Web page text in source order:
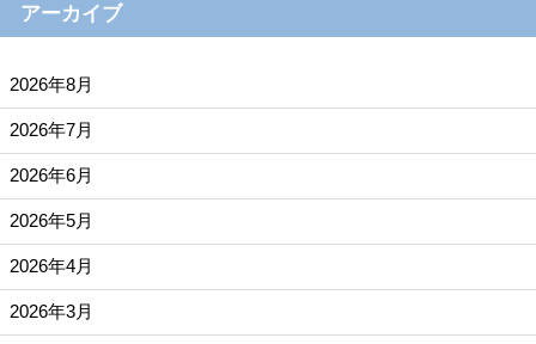
アーカイブ
2026年8月
2026年7月
2026年6月
2026年5月
2026年4月
2026年3月